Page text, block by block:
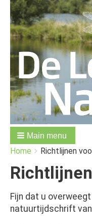
Main menu
Breadcrumbs
You
here:
Home Richtlijnen
Fijn dat u
natuurtijdschrift